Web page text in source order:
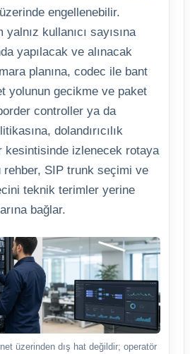
engellenebilir.
yalnız kullanıcı sayısına
yapılacak ve alınacak
planına, codec ile bant
yolunun gecikme ve paket
controller ya da
dolandırıcılık
kesintisinde izlenecek rotaya
rehber, SIP trunk seçimi ve
teknik terimler yerine
bağlar.
üzerinden dış hat değildir; operatör